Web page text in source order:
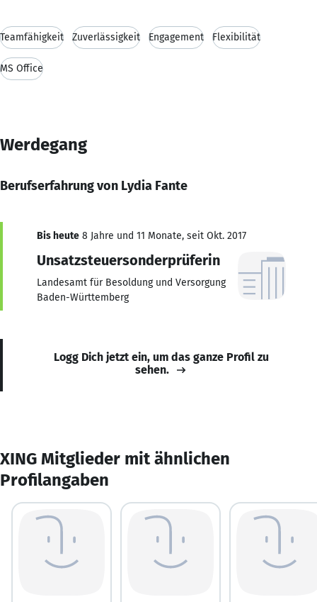
Teamfähigkeit Zuverlässigkeit Engagement Flexibilität
MS Office
Werdegang
Berufserfahrung von Lydia Fante
Bis heute 8 Jahre und 11 Monate, seit Okt. 2017
Unsatzsteuersonderprüferin
Landesamt für Besoldung und Versorgung
Baden-Württemberg
Logg Dich jetzt ein, um das ganze Profil zu
sehen.
XING Mitglieder mit ähnlichen
Profilangaben